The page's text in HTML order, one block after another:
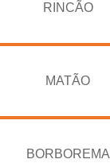
RINCÃO
MATÃO
BORBOREMA